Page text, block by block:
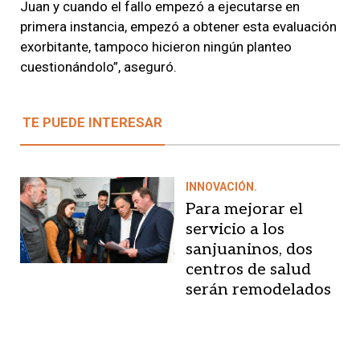
Juan y cuando el fallo empezó a ejecutarse en
primera instancia, empezó a obtener esta evaluación
exorbitante, tampoco hicieron ningún planteo
cuestionándolo”, aseguró.
TE PUEDE INTERESAR
INNOVACIÓN.
Para mejorar el
servicio a los
sanjuaninos, dos
centros de salud
serán remodelados